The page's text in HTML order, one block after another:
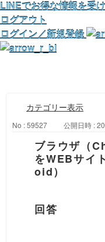
LINEでお得な情報を受
ログアウト
ログイン／新規登録
カテゴリー表示
No : 59527 公開日時 :
ブラウザ（
をWEBサイ
oid）